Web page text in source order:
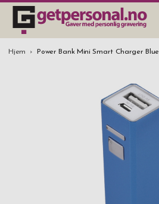
GAVER & GADGETS
SMYKKER & ACCESSOARER
BRYLLUPSGAVE 2026
Hjem Power Bank Mini Smart Charger Blue